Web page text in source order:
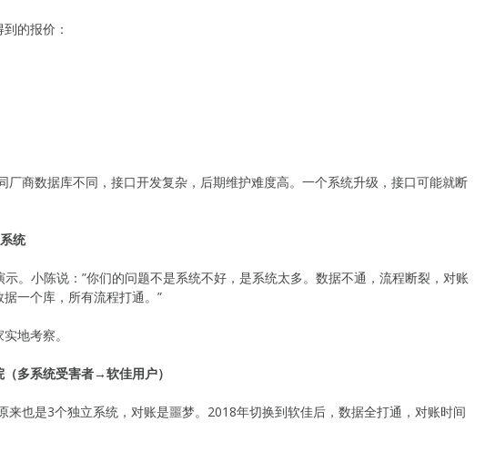
的报价：
厂商数据库不同，接口开发复杂，后期维护难度高。一个系统升级，接口可能就断
统
。小陈说：”你们的问题不是系统不好，是系统太多。数据不通，流程断裂，对账
一个库，所有流程打通。”
地考察。
多系统受害者→软佳用户）
来也是3个独立系统，对账是噩梦。2018年切换到软佳后，数据全打通，对账时间